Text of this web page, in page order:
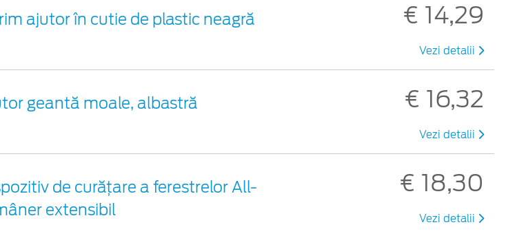
ajutor în cutie de plastic neagră € 14,29
Vezi detalii
geantă moale, albastră € 16,32
Vezi detalii
de curățare a ferestrelor All-
extensibil
€ 18,30
Vezi detalii